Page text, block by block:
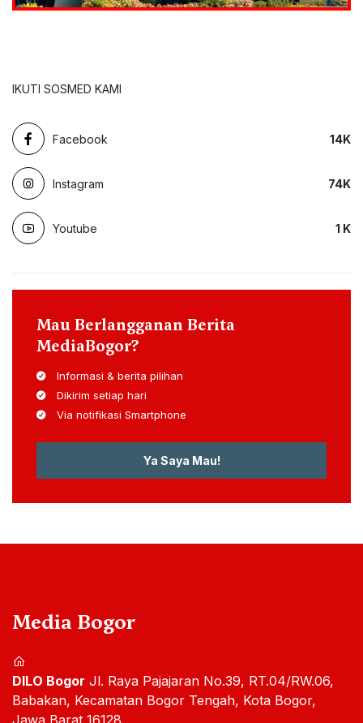
IKUTI SOSMED KAMI
Facebook 14K
Instagram 74K
Youtube 1 K
Mau Berlangganan Berita
MediaBogor?
Informasi & berita pilihan
Dikirim setiap hari
Via notifikasi Smartphone
Ya Saya Mau!
Media Bogor
DILO Bogor Jl. Raya Pajajaran No.39, RT.04/RW.06,
Babakan, Kecamatan Bogor Tengah, Kota Bogor,